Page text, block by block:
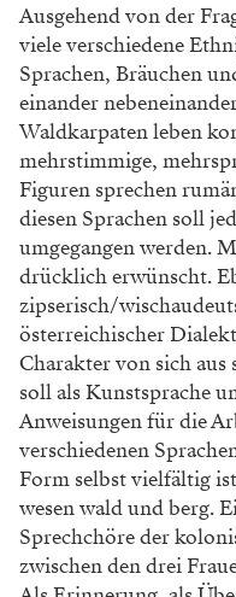
Ausgehend von der
viele ­verschiedene
Sprachen, Bräuchen
einander
Waldkarpaten leben
mehrstimmige,
Figuren sprechen
diesen Sprachen soll
umgegangen werden.
drücklich erwünscht.
zipserisch/
österreichischer
Charakter von sich
soll als Kunstsprache
Anweisungen für die
verschiedenen
Form selbst vielfältig
wesen wald und berg.
Sprechchöre der
zwischen den drei